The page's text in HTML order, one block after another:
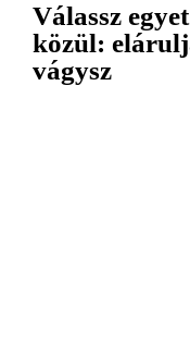
Válassz
közül:
vágysz